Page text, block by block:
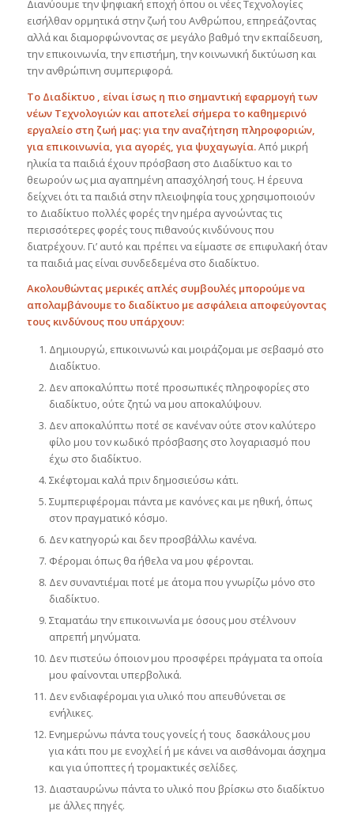
Διανύουμε την ψηφιακή εποχή όπου οι νέες Τεχνολογίες
εισήλθαν ορμητικά στην ζωή του Ανθρώπου, επηρεάζοντας
αλλά και διαμορφώνοντας σε μεγάλο βαθμό την εκπαίδευση,
την επικοινωνία, την επιστήμη, την κοινωνική δικτύωση και
την ανθρώπινη συμπεριφορά.
Το Διαδίκτυο , είναι ίσως η πιο σημαντική εφαρμογή των
νέων Τεχνολογιών και αποτελεί σήμερα το καθημερινό
εργαλείο στη ζωή μας: για την αναζήτηση πληροφοριών,
για επικοινωνία, για αγορές, για ψυχαγωγία.Από μικρή
ηλικία τα παιδιά έχουν πρόσβαση στο Διαδίκτυο και το
θεωρούν ως μια αγαπημένη απασχόλησή τους. Η έρευνα
δείχνει ότι τα παιδιά στην πλειοψηφία τους χρησιμοποιούν
το Διαδίκτυο πολλές φορές την ημέρα αγνοώντας τις
περισσότερες φορές τους πιθανούς κινδύνους που
διατρέχουν. Γι’ αυτό και πρέπει να είμαστε σε επιφυλακή όταν
τα παιδιά μας είναι συνδεδεμένα στο διαδίκτυο.
Ακολουθώντας μερικές απλές συμβουλές μπορούμε να
απολαμβάνουμε το διαδίκτυο με ασφάλεια αποφεύγοντας
τους κινδύνους που υπάρχουν:
Δημιουργώ, επικοινωνώ και μοιράζομαι με σεβασμό στο
Διαδίκτυο.
Δεν αποκαλύπτω ποτέ προσωπικές πληροφορίες στο
διαδίκτυο, ούτε ζητώ να μου αποκαλύψουν.
Δεν αποκαλύπτω ποτέ σε κανέναν ούτε στον καλύτερο
φίλο μου τον κωδικό πρόσβασης στο λογαριασμό που
έχω στο διαδίκτυο.
Σκέφτομαι καλά πριν δημοσιεύσω κάτι.
Συμπεριφέρομαι πάντα με κανόνες και με ηθική, όπως
στον πραγματικό κόσμο.
Δεν κατηγορώ και δεν προσβάλλω κανένα.
Φέρομαι όπως θα ήθελα να μου φέρονται.
Δεν συναντιέμαι ποτέ με άτομα που γνωρίζω μόνο στο
διαδίκτυο.
Σταματάω την επικοινωνία με όσους μου στέλνουν
απρεπή μηνύματα.
Δεν πιστεύω όποιον μου προσφέρει πράγματα τα οποία
μου φαίνονται υπερβολικά.
Δεν ενδιαφέρομαι για υλικό που απευθύνεται σε
ενήλικες.
Ενημερώνω πάντα τους γονείς ή τους δασκάλους μου
για κάτι που με ενοχλεί ή με κάνει να αισθάνομαι άσχημα
και για ύποπτες ή τρομακτικές σελίδες.
Διασταυρώνω πάντα το υλικό που βρίσκω στο διαδίκτυο
με άλλες πηγές.